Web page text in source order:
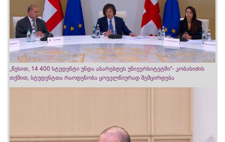
„წესით, 14 400 სტუდენტი უნდა აბარებდეს უნივერსიტეტში“- კობახიძის
თქმით, სტუდენტთა რაოდენობა ყოველწიურად შემცირდება